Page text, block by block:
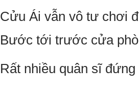
Cửu Ái vẫn vô tư chơi
Bước tới trước cửa
Rất nhiều quân sĩ đứng